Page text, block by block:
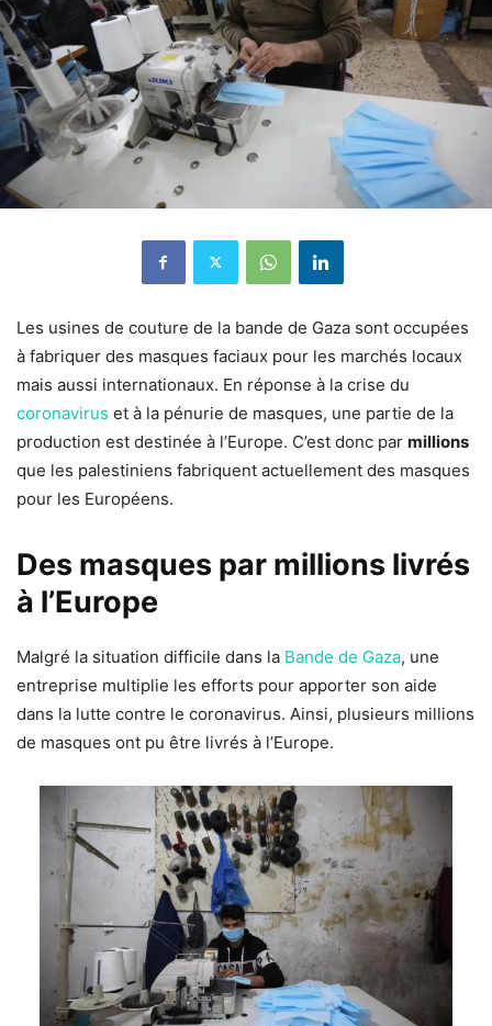
Les usines de couture de la bande de Gaza sont occupées
à fabriquer des masques faciaux pour les marchés locaux
mais aussi internationaux. En réponse à la crise du
coronavirus et à la pénurie de masques, une partie de la
production est destinée à l’Europe. C’est donc par millions
que les palestiniens fabriquent actuellement des masques
pour les Européens.
Des masques par millions livrés
à l’Europe
Malgré la situation difficile dans la Bande de Gaza, une
entreprise multiplie les efforts pour apporter son aide
dans la lutte contre le coronavirus. Ainsi, plusieurs millions
de masques ont pu être livrés à l’Europe.